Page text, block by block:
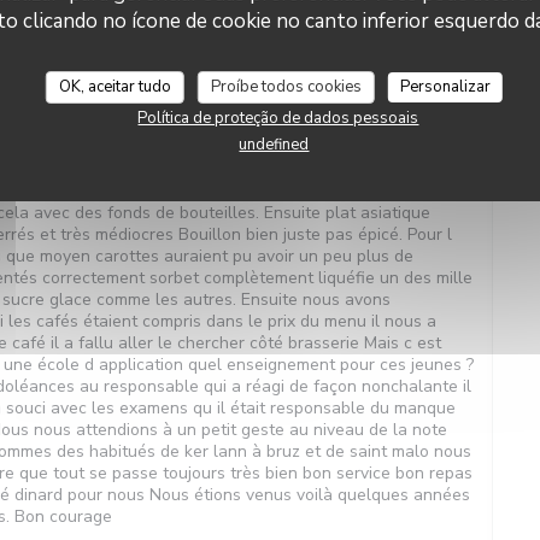
clicando no ícone de cookie no canto inferior esquerdo
OK, aceitar tudo Proíbe todos cookies
Personalizar
Política de proteção de dados pessoais
undefined
service: 2/5 ambience: 2/5 menu : 2/5 quality_price: 1/5
Nous sommes arrivés à l heure Plus de vin ni rouge ni blanc
bouteille en encore une personne a reçu vraiment un fond de
ailleurs nous avons demandé si apéritif était compris le
est allé se renseigner auprès de son responsable.
avec des fonds de bouteilles. Ensuite plat asiatique
et très médiocres Bouillon bien juste pas épicé. Pour l
moyen carottes auraient pu avoir un peu plus de
correctement sorbet complètement liquéfie un des mille
glace comme les autres. Ensuite nous avons
les cafés étaient compris dans le prix du menu il nous a
café il a fallu aller le chercher côté brasserie Mais c est
école d application quel enseignement pour ces jeunes ?
au responsable qui a réagi de façon nonchalante il
avec les examens qu il était responsable du manque
nous attendions à un petit geste au niveau de la note
des habitués de ker lann à bruz et de saint malo nous
que tout se passe toujours très bien bon service bon repas
dinard pour nous Nous étions venus voilà quelques années
Bon courage